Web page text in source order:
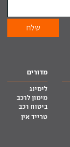
מדורים
ליסינג
מימון לרכב
ביטוח רכב
טרייד אין